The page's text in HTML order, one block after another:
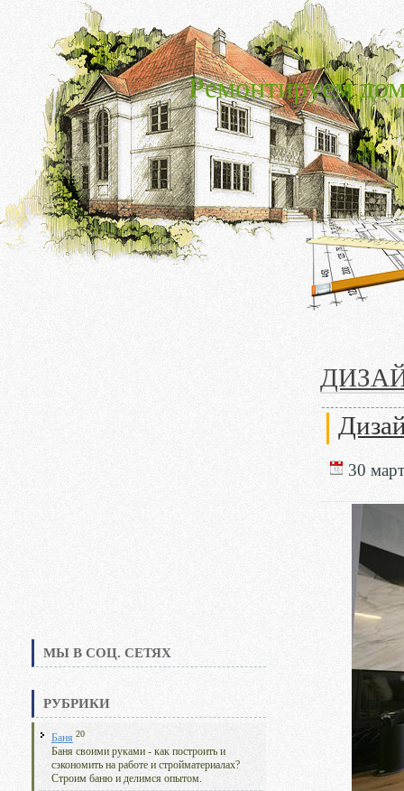
Ремонтируем
МЫ В СОЦ. СЕТЯХ
РУБРИКИ
Баня 20
Баня своими руками - как построить и
сэкономить на работе и стройматериалах?
Строим баню и делимся опытом.
30